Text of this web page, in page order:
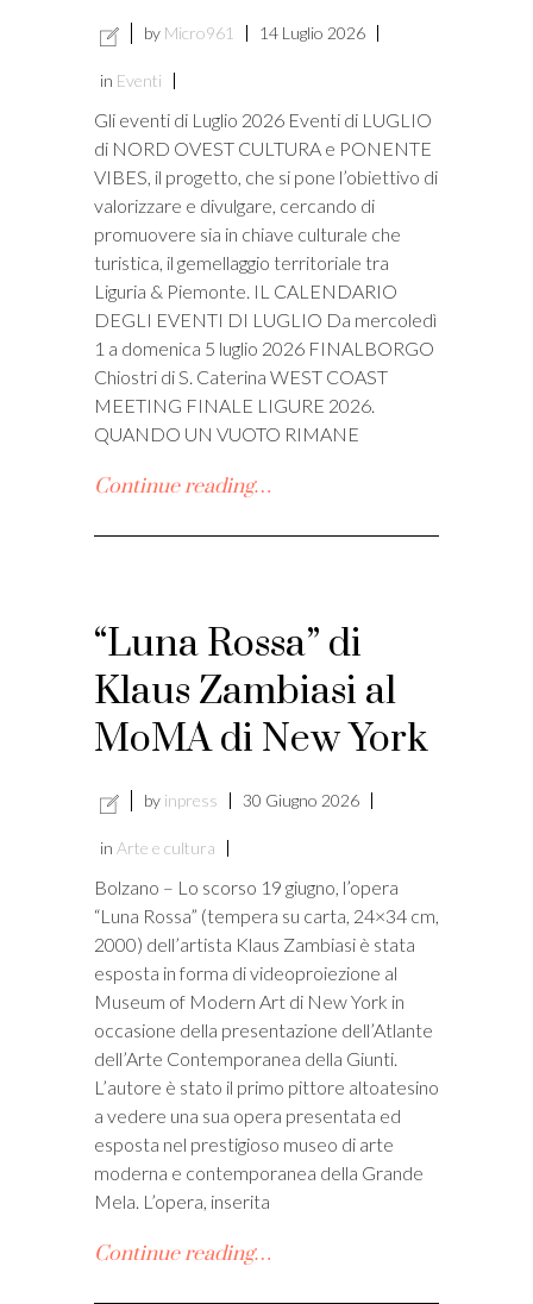
by Micro961 14 Luglio 2026
in Eventi
Gli eventi di Luglio 2026 Eventi di LUGLIO
di NORD OVEST CULTURA e PONENTE
VIBES, il progetto, che si pone l’obiettivo di
valorizzare e divulgare, cercando di
promuovere sia in chiave culturale che
turistica, il gemellaggio territoriale tra
Liguria & Piemonte. IL CALENDARIO
DEGLI EVENTI DI LUGLIO Da mercoledì
1 a domenica 5 luglio 2026 FINALBORGO
Chiostri di S. Caterina WEST COAST
MEETING FINALE LIGURE 2026.
QUANDO UN VUOTO RIMANE
Continue reading…
“Luna Rossa” di
Klaus Zambiasi al
MoMA di New York
by inpress 30 Giugno 2026
in Arte e cultura
Bolzano – Lo scorso 19 giugno, l’opera
“Luna Rossa” (tempera su carta, 24×34 cm,
2000) dell’artista Klaus Zambiasi è stata
esposta in forma di videoproiezione al
Museum of Modern Art di New York in
occasione della presentazione dell’Atlante
dell’Arte Contemporanea della Giunti.
L’autore è stato il primo pittore altoatesino
a vedere una sua opera presentata ed
esposta nel prestigioso museo di arte
moderna e contemporanea della Grande
Mela. L’opera, inserita
Continue reading…